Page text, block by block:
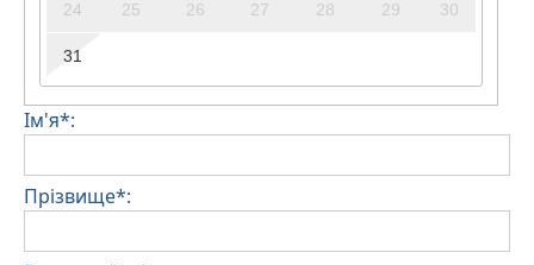
24 25 26 27 28 29 30
31
Ім'я*:
Прізвище*: